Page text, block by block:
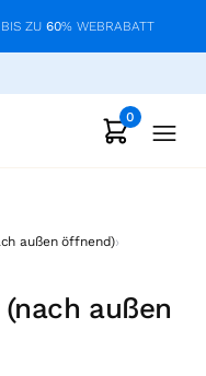
ZU 60% WEBRABATT
0
außen öffnend)›
außen